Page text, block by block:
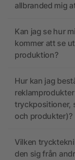
allbranded mig
Kan jag se hur
kommer att se
produktion?
Hur kan jag
tryckpositioner,
och produkter)?
Vilken
den sig från